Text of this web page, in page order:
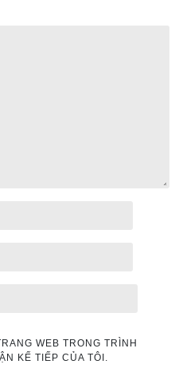
WEB TRONG TRÌNH
KẾ TIẾP CỦA TÔI.